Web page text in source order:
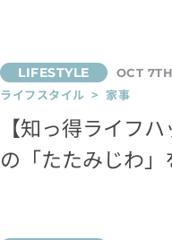
OCT
ライフスタイル > 家事
【知っ得ライフ
の「たたみじわ